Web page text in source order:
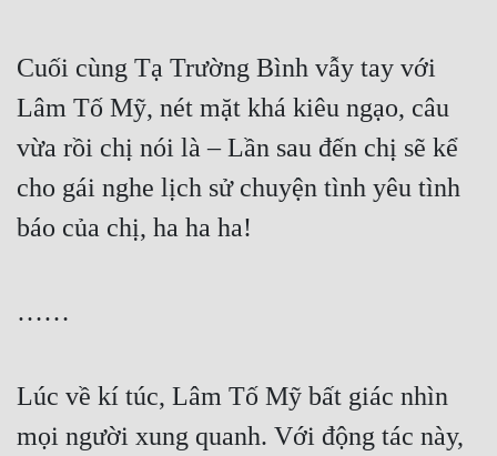
Ngược
Nữ Cường
Nữ Phụ
Phong Thủy - Tâm Linh
Phương Tây
Cuối cùng Tạ Trường Bình vẫy tay với
Lâm Tố Mỹ, nét mặt khá kiêu ngạo, câu
vừa rồi chị nói là – Lần sau đến chị sẽ kể
cho gái nghe lịch sử chuyện tình yêu tình
báo của chị, ha ha ha!
……
Lúc về kí túc, Lâm Tố Mỹ bất giác nhìn
mọi người xung quanh. Với động tác này,